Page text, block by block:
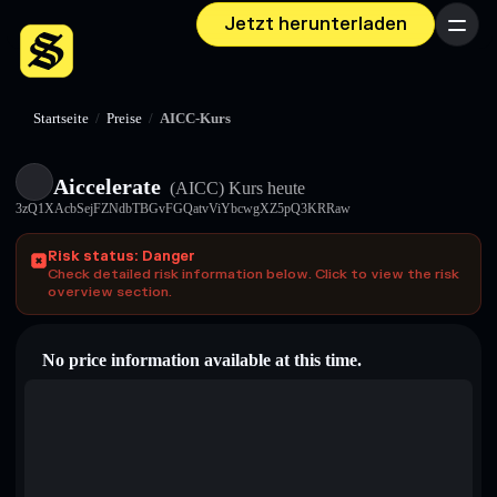
Jetzt herunterladen Menü
Startseite / Preise / AICC-Kurs
Aiccelerate (AICC) Kurs heute
3zQ1XAcbSejFZNdbTBGvFGQatvViYbcwgXZ5pQ3KRRaw
Risk status: Danger
Check detailed risk information below. Click to view the risk
overview section.
No price information available at this time.